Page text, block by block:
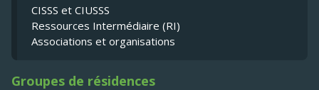
CISSS et CIUSSS
Ressources Intermédiaire (RI)
Associations et organisations
Groupes de résidences